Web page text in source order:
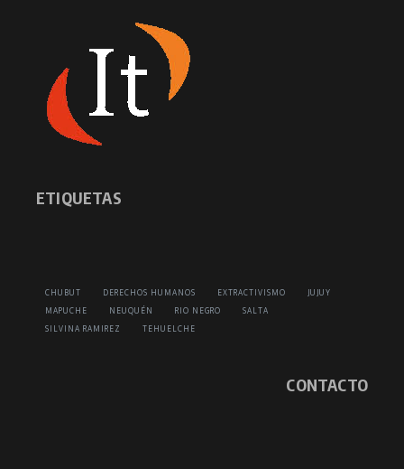
ETIQUETAS
CHUBUT DERECHOS HUMANOS EXTRACTIVISMO
JUJUY
MAPUCHE
NEUQUÉN RIO NEGRO
SALTA
SILVINA RAMIREZ
TEHUELCHE
CONTACTO